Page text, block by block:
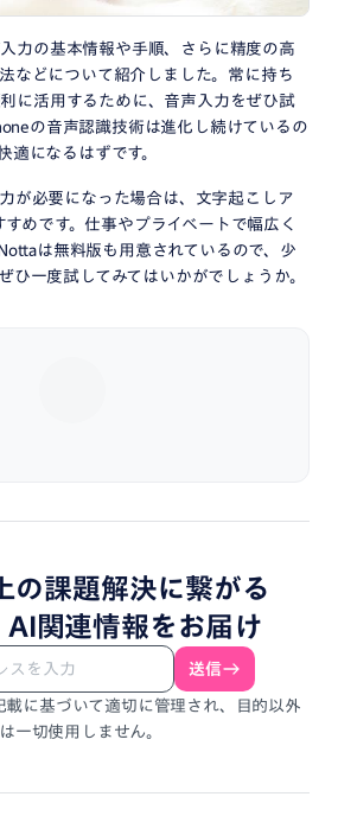
力の基本情報や手順、さらに精度の高
などについて紹介しました。常に持ち
に活用するために、音声入力をぜひ試
の音声認識技術は進化し続けているの
適になるはずです。
が必要になった場合は、文字起こしア
めです。仕事やプライベートで幅広く
は無料版も用意されているので、少
ひ一度試してみてはいかがでしょうか。
の課題解決に繋がる
AI関連情報を お届け
送信
載 に 基づいて適切に 管理され、
目的以外
一切使用しません。